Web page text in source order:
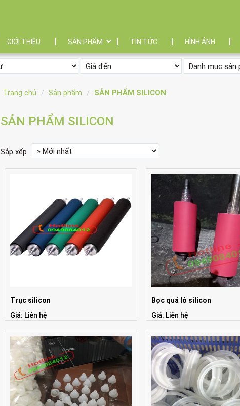
GIỚI THIỆU SẢN PHẨM TIN TỨC HÌNH ẢNH
Trang chủ Sản phẩm SẢN PHẨM SILICON
SẢN PHẨM SILICON
Sắp xếp
Trục silicon
Giá: Liên hệ
Bọc quả lô silicon
Giá: Liên hệ